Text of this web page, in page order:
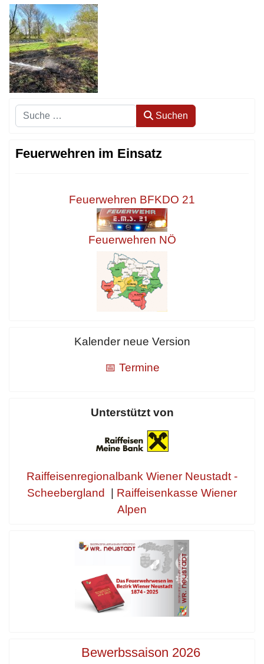
Suchen Suchen
Feuerwehren im Einsatz
Feuerwehren BFKDO 21
Feuerwehren NÖ
Kalender neue Version
📅 Termine
Unterstützt von
Raiffeisenregionalbank Wiener Neustadt -
Scheebergland
Raiffeisenkasse Wiener
Alpen
Bewerbssaison 2026